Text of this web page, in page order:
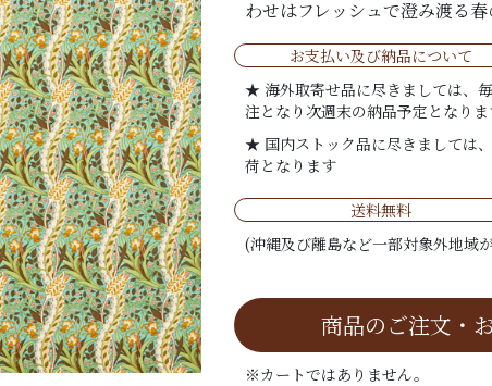
わせはフレッシュで澄み渡る春
お支払い及び納品について
★ 海外取寄せ品に尽きましては、
注となり次週末の納品予定となり
★ 国内ストック品に尽きましては
荷となります
送料無料
(沖縄及び離島など一部対象外地域
商品のご注文・
※カートではありません。